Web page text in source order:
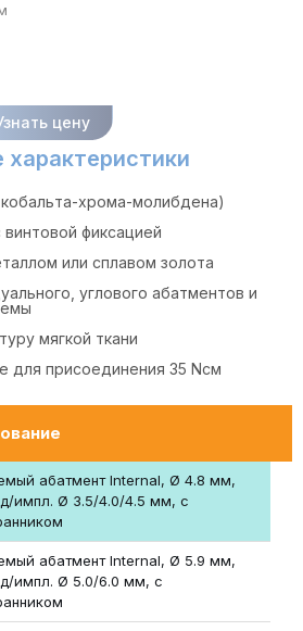
цену
хрома-молибдена)
фиксацией
или сплавом золота
углового абатментов и
мягкой ткани
для присоединения 35 Nсм
абатмент Internal, Ø 4.8 мм,
импл. Ø 3.5/4.0/4.5 мм, с
абатмент Internal, Ø 5.9 мм,
импл. Ø 5.0/6.0 мм, с